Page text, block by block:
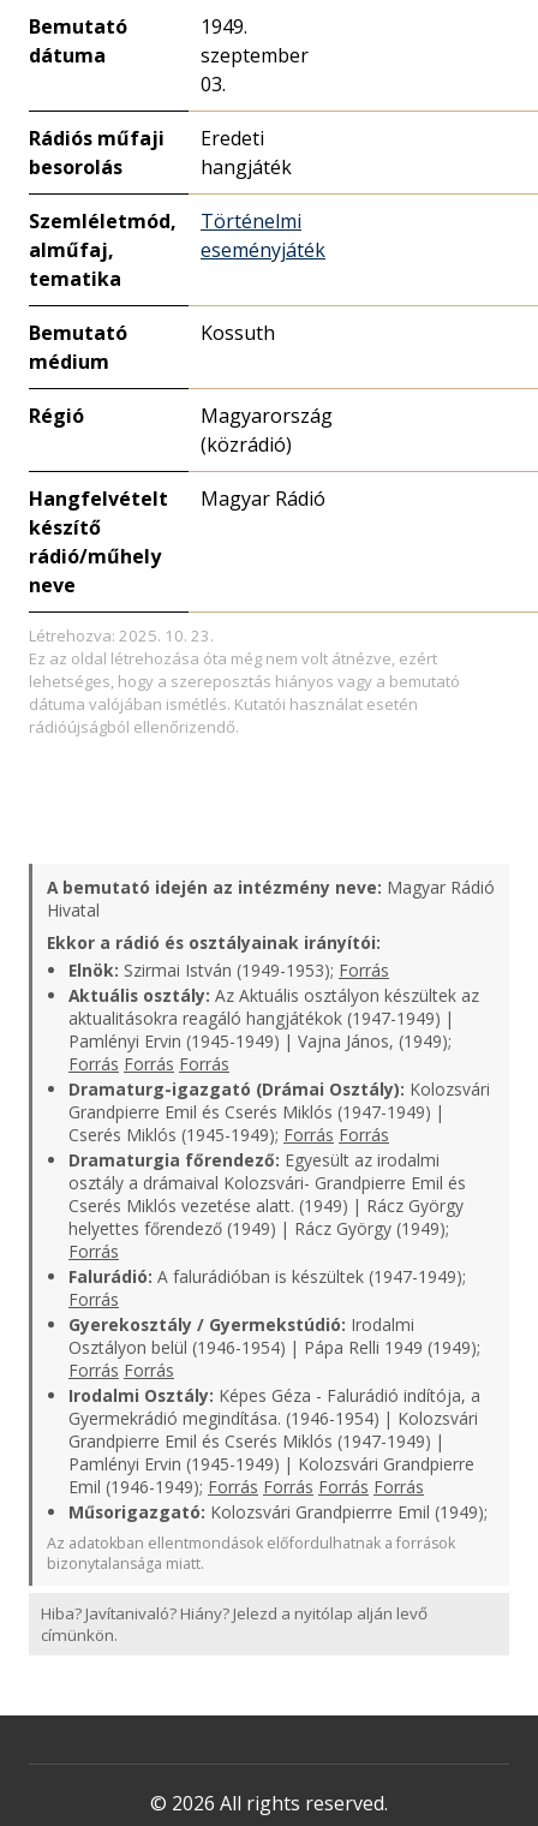
Bemutató
dátuma
1949.
szeptember
03.
Rádiós műfaji
besorolás
Eredeti
hangjáték
Szemléletmód,
alműfaj,
tematika
Történelmi
eseményjáték
Bemutató
médium
Kossuth
Régió
Magyarország
(közrádió)
Hangfelvételt
készítő
rádió/műhely
neve
Magyar Rádió
Létrehozva: 2025. 10. 23.
Ez az oldal létrehozása óta még nem volt átnézve, ezért
lehetséges, hogy a szereposztás hiányos vagy a bemutató
dátuma valójában ismétlés. Kutatói használat esetén
rádióújságból ellenőrizendő.
A bemutató idején az intézmény neve: Magyar Rádió
Hivatal
Ekkor a rádió és osztályainak irányítói:
Elnök: Szirmai István (1949-1953); Forrás
Aktuális osztály: Az Aktuális osztályon készültek az
aktualitásokra reagáló hangjátékok (1947-1949) |
Pamlényi Ervin (1945-1949) | Vajna János, (1949);
Forrás Forrás Forrás
Dramaturg-igazgató (Drámai Osztály): Kolozsvári
Grandpierre Emil és Cserés Miklós (1947-1949) |
Cserés Miklós (1945-1949); Forrás Forrás
Dramaturgia főrendező: Egyesült az irodalmi
osztály a drámaival Kolozsvári- Grandpierre Emil és
Cserés Miklós vezetése alatt. (1949) | Rácz György
helyettes főrendező (1949) | Rácz György (1949);
Forrás
Falurádió: A falurádióban is készültek (1947-1949);
Forrás
Gyerekosztály / Gyermekstúdió: Irodalmi
Osztályon belül (1946-1954) | Pápa Relli 1949 (1949);
Forrás Forrás
Irodalmi Osztály: Képes Géza - Falurádió indítója, a
Gyermekrádió megindítása. (1946-1954) | Kolozsvári
Grandpierre Emil és Cserés Miklós (1947-1949) |
Pamlényi Ervin (1945-1949) | Kolozsvári Grandpierre
Emil (1946-1949); Forrás Forrás Forrás Forrás
Műsorigazgató: Kolozsvári Grandpierrre Emil (1949);
Az adatokban ellentmondások előfordulhatnak a források
bizonytalansága miatt.
Hiba? Javítanivaló? Hiány? Jelezd a nyitólap alján levő
címünkön.
© 2026 All rights reserved.